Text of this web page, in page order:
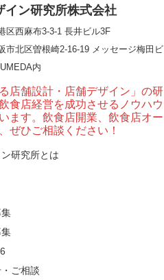
とライブ感を両立した
和モダン串揚げ店。
「…
【Queux Norme（クゥ
ノルム）】女子会にお
薦めな&…
な店舗デザイン
イン研究所株式会社
区西麻布3-3-1 長井ビル3F
市北区曽根崎2-16-19 メッセージ梅田ビ
内
る店舗設計・店舗デザイン」の研
食店経営を成功させるノウハウ
ます。飲食店開業、飲食店オー
ぜひご相談ください！
研究所とは
ご相談